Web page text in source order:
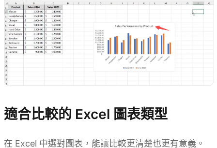
適合比較的 Excel 圖表類型
在 Excel 中選對圖表，能讓比較更清楚也更有意義。